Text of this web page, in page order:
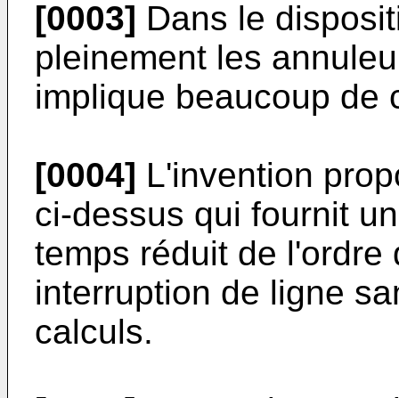
[0003] Dans le
pleinement les
implique beaucoup de
[0004] L'invention
ci-dessus qui fournit
temps réduit de
interruption de ligne
calculs.